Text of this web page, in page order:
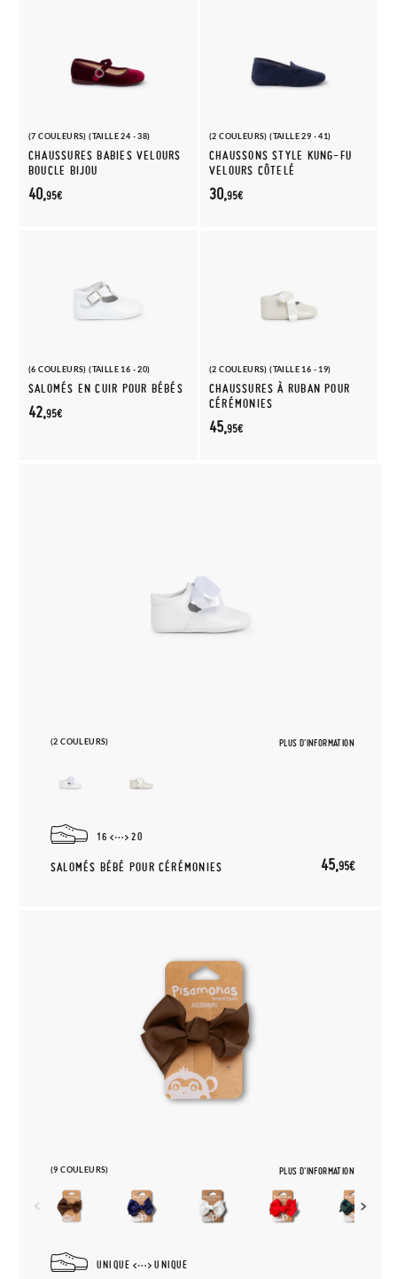
(7 COULEURS) (TAILLE 24 - 38)
CHAUSSURES BABIES VELOURS
BOUCLE BIJOU
40,95€
(2 COULEURS) (TAILLE 29 - 41)
CHAUSSONS STYLE KUNG-FU
VELOURS CÔTELÉ
30,95€
(6 COULEURS) (TAILLE 16 - 20)
SALOMÉS EN CUIR POUR BÉBÉS
42,95€
(2 COULEURS) (TAILLE 16 - 19)
CHAUSSURES À RUBAN POUR
CÉRÉMONIES
45,95€
(2 COULEURS) PLUS D'INFORMATION
16 20
SALOMÉS BÉBÉ POUR CÉRÉMONIES 45,95€
(9 COULEURS) PLUS D'INFORMATION
UNIQUE UNIQUE